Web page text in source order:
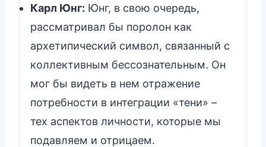
Карл Юнг: Юнг, в свою очередь,
рассматривал бы поролон как
архетипический символ, связанный с
коллективным бессознательным. Он
мог бы видеть в нем отражение
потребности в интеграции «тени» –
тех аспектов личности, которые мы
подавляем и отрицаем.